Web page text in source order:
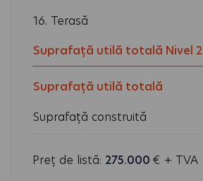
16. Terasă
Suprafață utilă totală Nivel 2
Suprafață utilă totală
Suprafață construită
Preț de listă: 275.000 € + TVA